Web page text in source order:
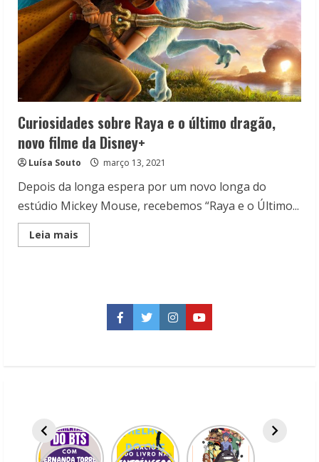
Curiosidades sobre Raya e o último dragão,
novo filme da Disney+
Luísa Souto março 13, 2021
Depois da longa espera por um novo longa do
estúdio Mickey Mouse, recebemos “Raya e o Último...
Leia mais
more
Facebook
TwitterInstagramYouTube